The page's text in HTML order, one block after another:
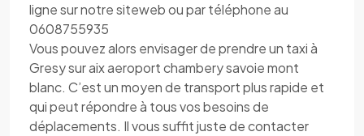
ligne sur notre siteweb ou par téléphone au
0608755935
Vous pouvez alors envisager de prendre un taxi à
Gresy sur aix aeroport chambery savoie mont
blanc. C’est un moyen de transport plus rapide et
qui peut répondre à tous vos besoins de
déplacements. Il vous suffit juste de contacter